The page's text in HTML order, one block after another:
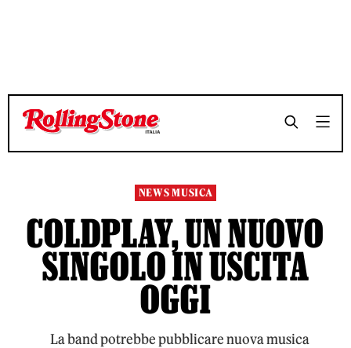
TEMPO DI LETTURA 3 MINUTI SHARE
TEMPO DI LETTURA 3 MINUTI SHARE
NEWS MUSICA
COLDPLAY, UN NUOVO
SINGOLO IN USCITA
OGGI
La band potrebbe pubblicare nuova musica